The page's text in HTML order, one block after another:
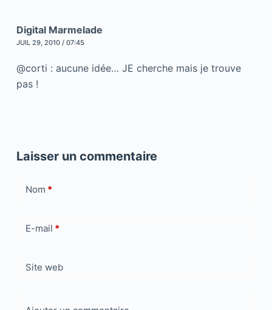
Digital Marmelade
JUIL 29, 2010 / 07:45
@corti : aucune idée… JE cherche mais je trouve
pas !
Laisser un commentaire
Nom *
E-mail *
Site web